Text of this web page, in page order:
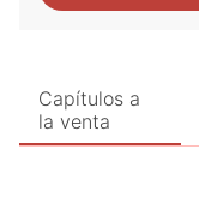
Capítulos a
la venta